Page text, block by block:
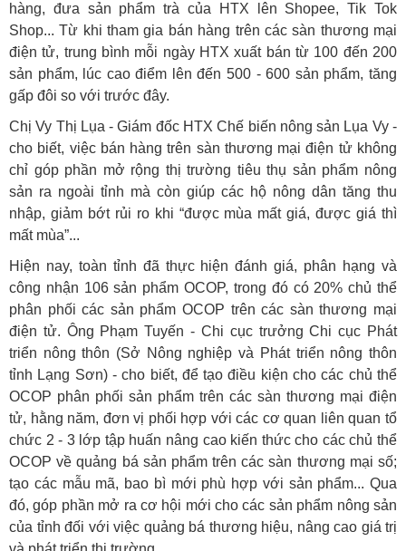
hàng, đưa sản phẩm trà của HTX lên Shopee, Tik Tok
Shop... Từ khi tham gia bán hàng trên các sàn thương mại
điện tử, trung bình mỗi ngày HTX xuất bán từ 100 đến 200
sản phẩm, lúc cao điểm lên đến 500 - 600 sản phẩm, tăng
gấp đôi so với trước đây.
Chị Vy Thị Lụa - Giám đốc HTX Chế biến nông sản Lụa Vy -
cho biết, việc bán hàng trên sàn thương mại điện tử không
chỉ góp phần mở rộng thị trường tiêu thụ sản phẩm nông
sản ra ngoài tỉnh mà còn giúp các hộ nông dân tăng thu
nhập, giảm bớt rủi ro khi “được mùa mất giá, được giá thì
mất mùa”...
Hiện nay, toàn tỉnh đã thực hiện đánh giá, phân hạng và
công nhận 106 sản phẩm OCOP, trong đó có 20% chủ thể
phân phối các sản phẩm OCOP trên các sàn thương mại
điện tử. Ông Phạm Tuyến - Chi cục trưởng Chi cục Phát
triển nông thôn (Sở Nông nghiệp và Phát triển nông thôn
tỉnh Lạng Sơn) - cho biết, để tạo điều kiện cho các chủ thể
OCOP phân phối sản phẩm trên các sàn thương mại điện
tử, hằng năm, đơn vị phối hợp với các cơ quan liên quan tổ
chức 2 - 3 lớp tập huấn nâng cao kiến thức cho các chủ thể
OCOP về quảng bá sản phẩm trên các sàn thương mại số;
tạo các mẫu mã, bao bì mới phù hợp với sản phẩm... Qua
đó, góp phần mở ra cơ hội mới cho các sản phẩm nông sản
của tỉnh đối với việc quảng bá thương hiệu, nâng cao giá trị